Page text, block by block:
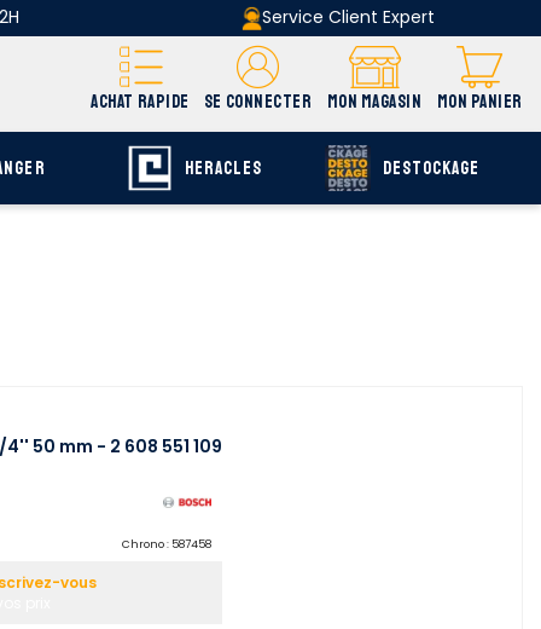
Service Client Expert
ACHAT RAPIDE SE CONNECTER MON MAGASIN MON PANIER
HERACLES DESTOCKAGE
50 mm - 2 608 551 109
Chrono : 587458
vous